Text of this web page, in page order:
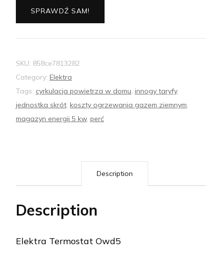
SPRAWDŹ SAM!
SKU: 858ce7813282
Category: Elektra
Tags: cyrkulacja powietrza w domu, innogy taryfy,
jednostka skrót, koszty ogrzewania gazem ziemnym,
magazyn energii 5 kw, perć
Description
Description
Elektra Termostat Owd5